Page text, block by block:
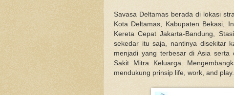
Savasa Deltamas berada di lokasi
Kota Deltamas, Kabupaten Bekasi,
Kereta Cepat Jakarta-Bandung,
sekedar itu saja, nantinya disekitar
menjadi yang terbesar di Asia serta
Sakit Mitra Keluarga.
mendukung prinsip life, work, and play.